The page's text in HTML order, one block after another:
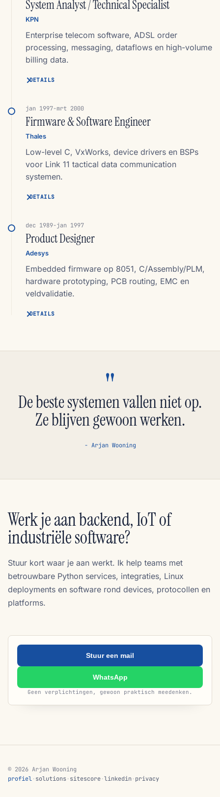
System Analyst / Technical Specialist
KPN
Enterprise telecom software, ADSL order
processing, messaging, dataflows en high-volume
billing data.
DETAILS
jan 1997-mrt 2000
Firmware & Software Engineer
Thales
Low-level C, VxWorks, device drivers en BSPs
voor Link 11 tactical data communication
systemen.
DETAILS
dec 1989-jan 1997
Product Designer
Adesys
Embedded firmware op 8051, C/Assembly/PLM,
hardware prototyping, PCB routing, EMC en
veldvalidatie.
DETAILS
"
De beste systemen vallen niet op.
Ze blijven gewoon werken.
- Arjan Wooning
Werk je aan backend, IoT of
industriële software?
Stuur kort waar je aan werkt. Ik help teams met
betrouwbare Python services, integraties, Linux
deployments en software rond devices, protocollen en
platforms.
Stuur een mail
WhatsApp
Geen verplichtingen, gewoon praktisch meedenken.
© 2026 Arjan Wooning
profiel·solutions·sitescore·linkedin ·privacy